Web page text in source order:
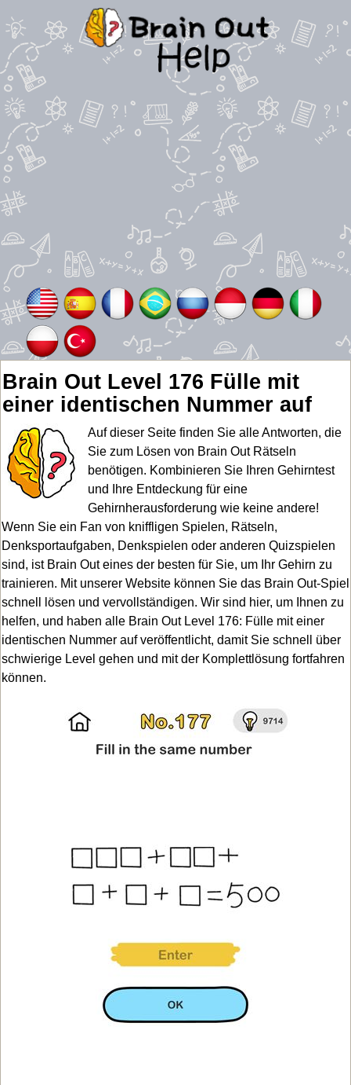
Brain Out Level 176 Fülle mit
einer identischen Nummer auf
Auf dieser Seite finden Sie alle Antworten, die
Sie zum Lösen von Brain Out Rätseln
benötigen. Kombinieren Sie Ihren Gehirntest
und Ihre Entdeckung für eine
Gehirnherausforderung wie keine andere!
Wenn Sie ein Fan von kniffligen Spielen, Rätseln,
Denksportaufgaben, Denkspielen oder anderen Quizspielen
sind, ist Brain Out eines der besten für Sie, um Ihr Gehirn zu
trainieren. Mit unserer Website können Sie das Brain Out-Spiel
schnell lösen und vervollständigen. Wir sind hier, um Ihnen zu
helfen, und haben alle Brain Out Level 176: Fülle mit einer
identischen Nummer auf veröffentlicht, damit Sie schnell über
schwierige Level gehen und mit der Komplettlösung fortfahren
können.